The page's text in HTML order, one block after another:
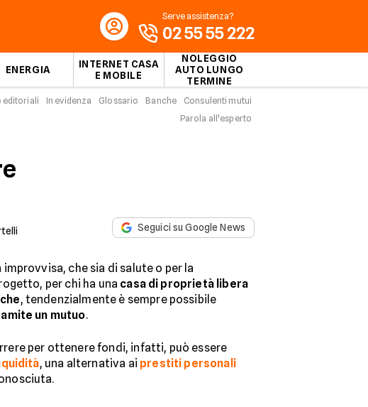
ENERGIA
INTERNET CASA
E MOBILE
NOLEGGIO
AUTO LUNGO
TERMINE
Serve assistenza?
02 55 55 222
editoriali In evidenza Glossario Banche
Consulenti mutui
Parola all'esperto
Seguici su Google News
improvvisa, che sia di salute o per la
per chi ha una casa di proprietà libera
, tendenzialmente è sempre possibile
un mutuo.
per ottenere fondi, infatti, può essere
, una alternativa ai prestiti personali